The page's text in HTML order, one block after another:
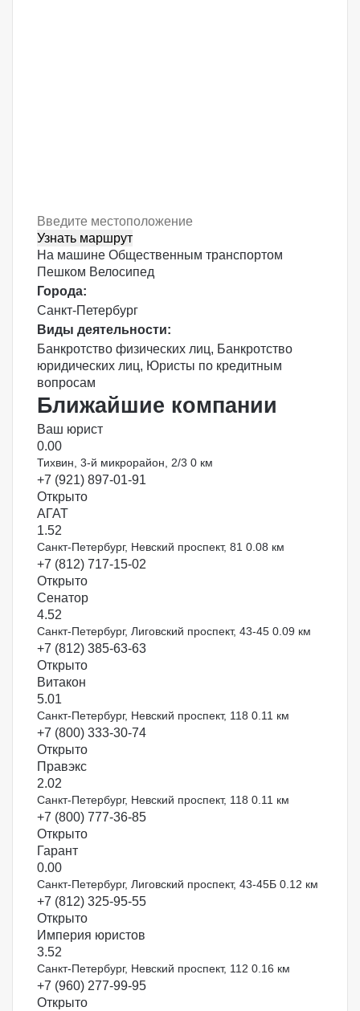
Узнать маршрут
На машине Общественным транспортом
Пешком Велосипед
Города:
Санкт-Петербург
Виды деятельности:
Банкротство физических лиц, Банкротство
юридических лиц, Юристы по кредитным
вопросам
Ближайшие компании
Ваш юрист
0.00
Тихвин, 3-й микрорайон, 2/3 0 км
+7 (921) 897-01-91
Открыто
АГАТ
1.52
Санкт-Петербург, Невский проспект, 81 0.08 км
+7 (812) 717-15-02
Открыто
Сенатор
4.52
Санкт-Петербург, Лиговский проспект, 43-45 0.09 км
+7 (812) 385-63-63
Открыто
Витакон
5.01
Санкт-Петербург, Невский проспект, 118 0.11 км
+7 (800) 333-30-74
Открыто
Правэкс
2.02
Санкт-Петербург, Невский проспект, 118 0.11 км
+7 (800) 777-36-85
Открыто
Гарант
0.00
Санкт-Петербург, Лиговский проспект, 43-45Б 0.12 км
+7 (812) 325-95-55
Открыто
Империя юристов
3.52
Санкт-Петербург, Невский проспект, 112 0.16 км
+7 (960) 277-99-95
Открыто